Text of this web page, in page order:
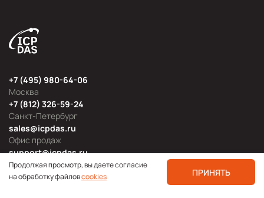
Москва
+7 (495) 980-64-06
Офис продаж
sales@icpdas.ru
Санкт-Петербург
+7 (812) 326-59-24
Техническая поддержка
support@icpdas.ru
Продолжая просмотр, вы даете согласие
на обработку файловcookies ПРИНЯТЬ